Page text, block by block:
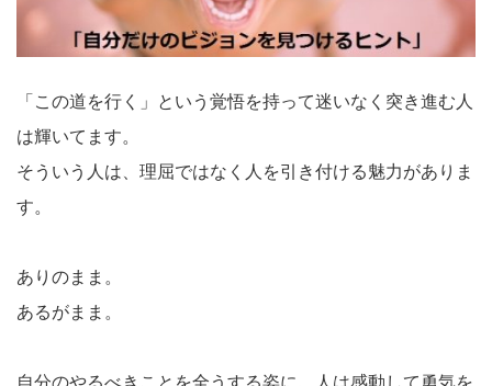
「この道を行く」という覚悟を持って迷いなく突き進む人
は輝いてます。
そういう人は、理屈ではなく人を引き付ける魅力がありま
す。
ありのまま。
あるがまま。
自分のやるべきことを全うする姿に、人は感動して勇気を